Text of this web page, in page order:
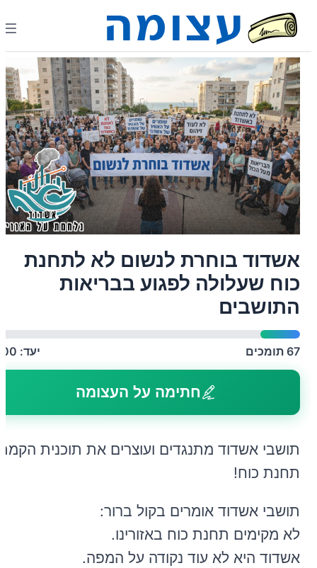
אשדוד בוחרת לנשום לא לתחנת
כוח שעלולה לפגוע בבריאות
התושבים
67 תומכים יעד:
חתימה על העצומה
תושבי אשדוד מתנגדים ועוצרים את תוכנית
תחנת כוח!
תושבי אשדוד אומרים בקול ברור:
לא מקימים תחנת כוח באזורינו.
אשדוד היא לא עוד נקודה על המפה.